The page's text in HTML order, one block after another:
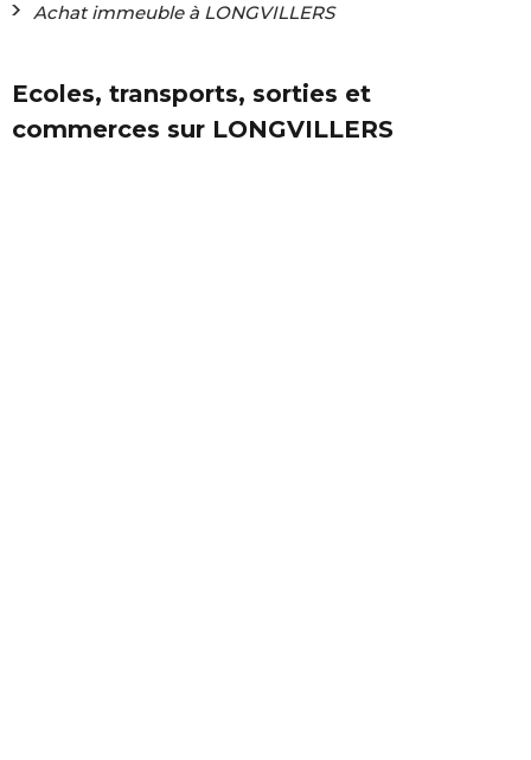
Achat immeuble à LONGVILLERS
Ecoles, transports, sorties et
commerces sur LONGVILLERS